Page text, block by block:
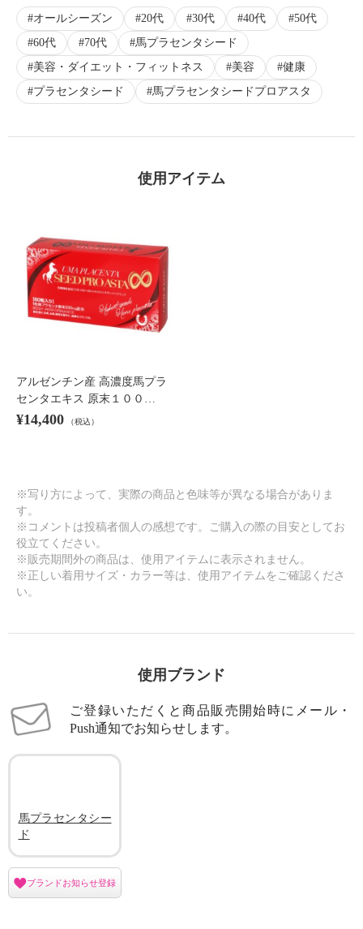
オールシーズン 20代 30代 40代
50代
60代
70代
馬プラセンタシード
美容・ダイエット・フィットネス
美容
健康
プラセンタシード
馬プラセンタシードプロアスタ
使用アイテム
アルゼンチン産 高濃度馬プラ
センタエキス 原末１００…
¥14,400 （税込）
※写り方によって、実際の商品と色味等が異なる場合がありま
す。
※コメントは投稿者個人の感想です。ご購入の際の目安としてお
役立てください。
※販売期間外の商品は、使用アイテムに表示されません。
※正しい着用サイズ・カラー等は、使用アイテムをご確認くださ
い。
使用ブランド
ご登録いただくと商品販売開始時にメール・
Push通知でお知らせします。
馬プラセンタシー
ド
ブランドお知らせ登録